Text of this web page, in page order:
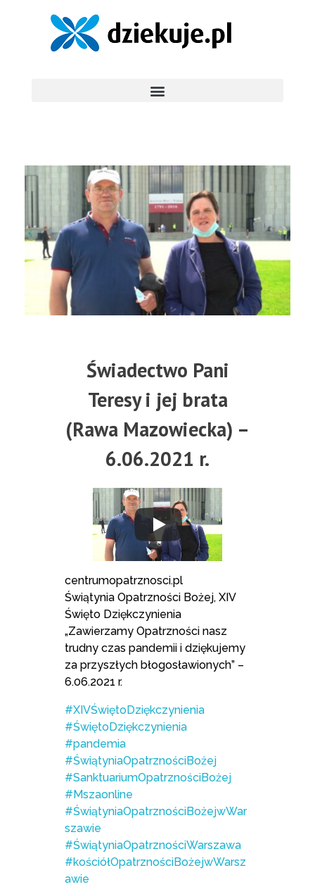
Świadectwo Pani
Teresy i jej brata
(Rawa Mazowiecka) –
6.06.2021 r.
centrumopatrznosci.pl
Świątynia Opatrzności Bożej, XIV
Święto Dziękczynienia
„Zawierzamy Opatrzności nasz
trudny czas pandemii i dziękujemy
za przyszłych błogosławionych” –
6.06.2021 r.
#XIVŚwiętoDziękczynienia
#ŚwiętoDziękczynienia
#pandemia
#ŚwiątyniaOpatrznościBożej
#SanktuariumOpatrznościBożej
#Mszaonline
#ŚwiątyniaOpatrznościBożejwWar
szawie
#ŚwiątyniaOpatrznościWarszawa
#kościółOpatrznościBożejwWarsz
awie